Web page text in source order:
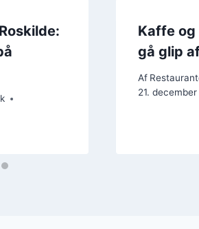
Kaffe og
gå glip
Af
21.